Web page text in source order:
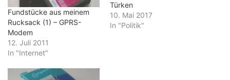
Fundstücke aus meinem
Rucksack (1) – GPRS-
Modem
12. Juli 2011
In "Internet"
Türken
10. Mai 2017
In "Politik"